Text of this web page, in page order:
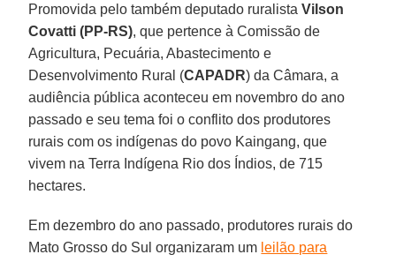
Promovida pelo também deputado ruralista Vilson
Covatti (PP-RS), que pertence à Comissão de
Agricultura, Pecuária, Abastecimento e
Desenvolvimento Rural (CAPADR) da Câmara, a
audiência pública aconteceu em novembro do ano
passado e seu tema foi o conflito dos produtores
rurais com os indígenas do povo Kaingang, que
vivem na Terra Indígena Rio dos Índios, de 715
hectares.
Em dezembro do ano passado, produtores rurais do
Mato Grosso do Sul organizaram um leilão para